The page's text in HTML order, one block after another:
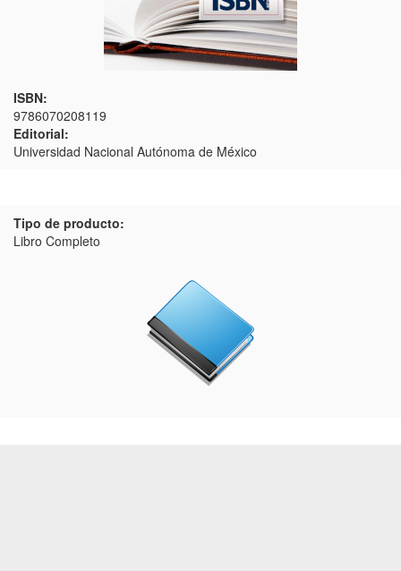
ISBN:
9786070208119
Editorial:
Universidad Nacional Autónoma de México
Tipo de producto:
Libro Completo